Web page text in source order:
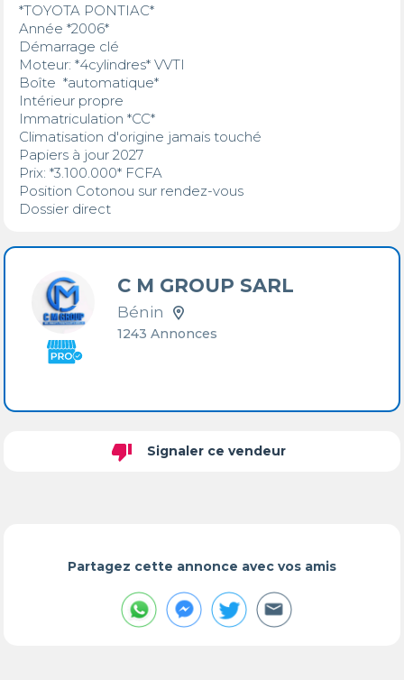
*TOYOTA PONTIAC*
Année *2006*
Démarrage clé
Moteur: *4cylindres* VVTI
Boîte  *automatique*
Intérieur propre
Immatriculation *CC*
Climatisation d'origine jamais touché
Papiers à jour 2027
Prix: *3.100.000* FCFA
Position Cotonou sur rendez-vous
Dossier direct
C M GROUP SARL
Bénin
1243 Annonces
thumb_down Signaler ce vendeur
Partagez cette annonce avec vos amis